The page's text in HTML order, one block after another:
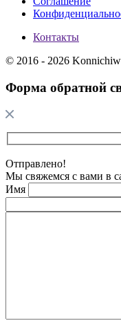
Контакты
© 2016 - 2026
Форма обратной
Отправлено!
Мы свяжемся с вами в
Имя